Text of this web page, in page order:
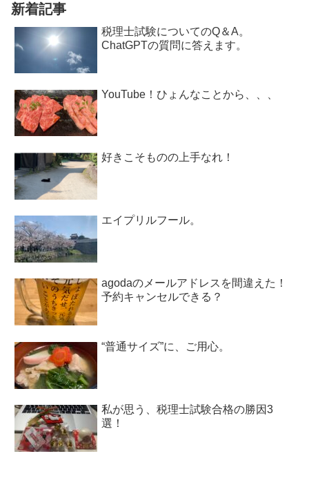
新着記事
税理士試験についてのQ＆A。
ChatGPTの質問に答えます。
YouTube！ひょんなことから、、、
好きこそものの上手なれ！
エイプリルフール。
agodaのメールアドレスを間違えた！
予約キャンセルできる？
“普通サイズ”に、ご用心。
私が思う、税理士試験合格の勝因3
選！